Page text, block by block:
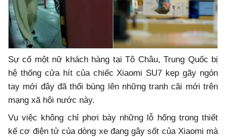
Sự cố một nữ khách hàng tại Tô Châu, Trung Quốc bị
hệ thống cửa hít của chiếc Xiaomi SU7 kẹp gãy ngón
tay mới đây đã thổi bùng lên những tranh cãi mới trên
mạng xã hội nước này.
Vụ việc không chỉ phơi bày những lỗ hổng trong thiết
kế cơ điện tử của dòng xe đang gây sốt của Xiaomi mà